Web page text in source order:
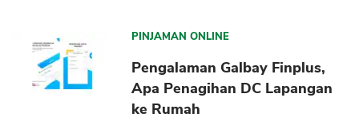
PINJAMAN ONLINE
Pengalaman Galbay Finplus,
Apa Penagihan DC Lapangan
ke Rumah